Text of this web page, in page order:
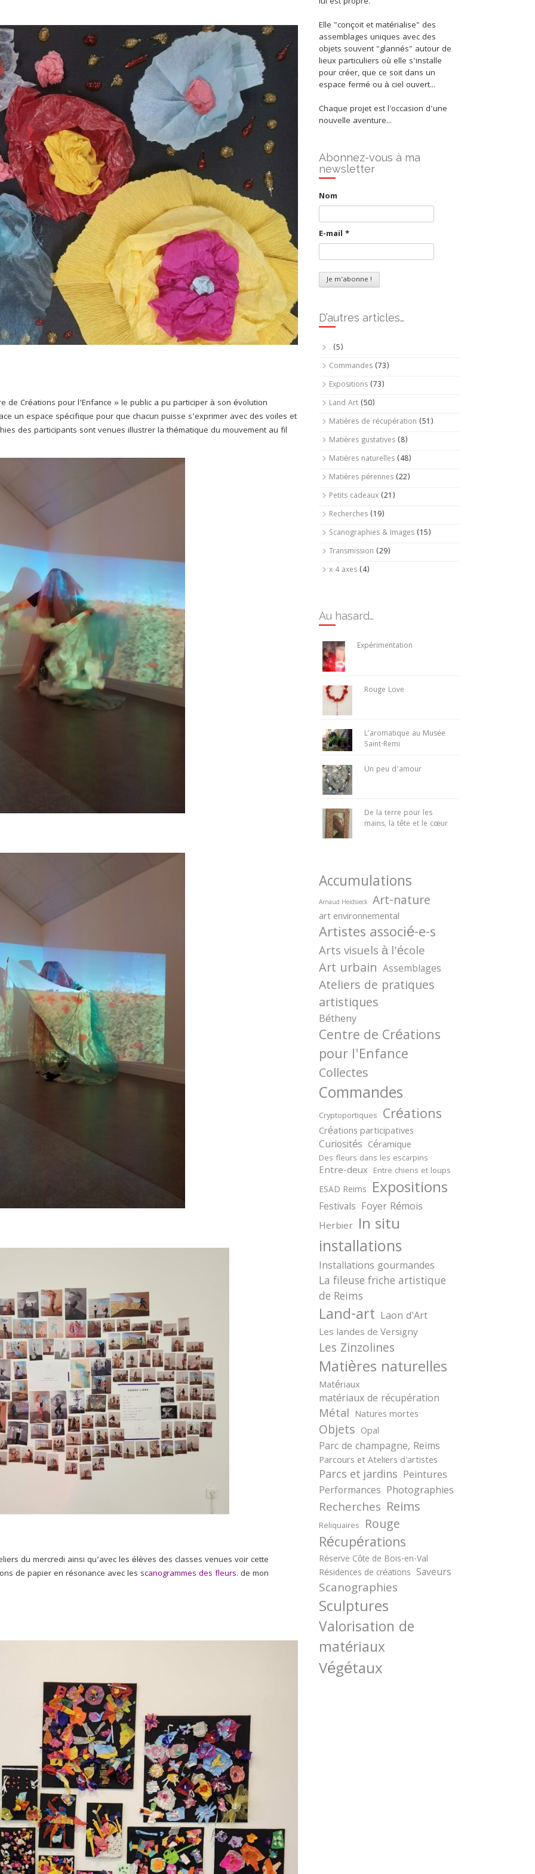
de Créations pour l’Enfance » le public a pu participer à son évolution
un espace spécifique pour que chacun puisse s’exprimer avec des voiles et
des participants sont venues illustrer la thématique du mouvement au fil
du mercredi ainsi qu’avec les élèves des classes venues voir cette
de papier en résonance avec les scanogrammes des fleurs. de mon
Elle "conçoit et matérialise" des
assemblages uniques avec des
objets souvent "glannés" autour de
lieux particuliers où elle s'installe
pour créer, que ce soit dans un
espace fermé ou à ciel ouvert...
Chaque projet est l'occasion d'une
nouvelle aventure...
Abonnez-vous à ma
newsletter
Nom
E-mail *
D’autres articles…
. (5)
Commandes (73)
Expositions (73)
Land Art (50)
Matières de récupération (51)
Matières gustatives (8)
Matières naturelles (48)
Matières pérennes (22)
Petits cadeaux (21)
Recherches (19)
Scanographies & Images (15)
Transmission (29)
x 4 axes (4)
Au hasard…
Expérimentation
Rouge Love
L’aromatique au Musée
Saint-Remi
Un peu d’amour
De la terre pour les
mains, la tête et le cœur
Accumulations
Arnaud Heidsieck Art-nature
art environnemental
Artistes associé-e-s
Arts visuels à l'école
Art urbain Assemblages
Ateliers de pratiques
artistiques
Bétheny
Centre de Créations
pour l'Enfance
Collectes
Commandes
Cryptoportiques Créations
Créations participatives
Curiosités Céramique
Des fleurs dans les escarpins
Entre-deux Entre chiens et loups
ESAD Reims Expositions
Festivals Foyer Rémois
Herbier In situ
installations
Installations gourmandes
La fileuse friche artistique
de Reims
Land-art Laon d'Art
Les landes de Versigny
Les Zinzolines
Matières naturelles
Matériaux
matériaux de récupération
Métal Natures mortes
Objets Opal
Parc de champagne, Reims
Parcours et Ateliers d'artistes
Parcs et jardins Peintures
Performances Photographies
Recherches Reims
Reliquaires Rouge
Récupérations
Réserve Côte de Bois-en-Val
Résidences de créations Saveurs
Scanographies
Sculptures
Valorisation de
matériaux
Végétaux